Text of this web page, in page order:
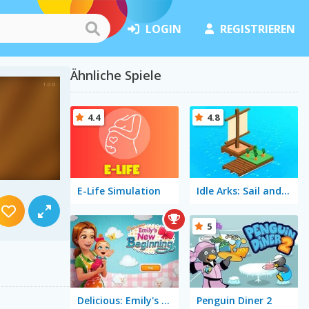
LOGIN REGISTRIEREN
Ähnliche Spiele
E-Life Simulation
4.4
Idle Arks: Sail and Build
4.8
Delicious: Emily's New Beginning Penguin Diner 2
5